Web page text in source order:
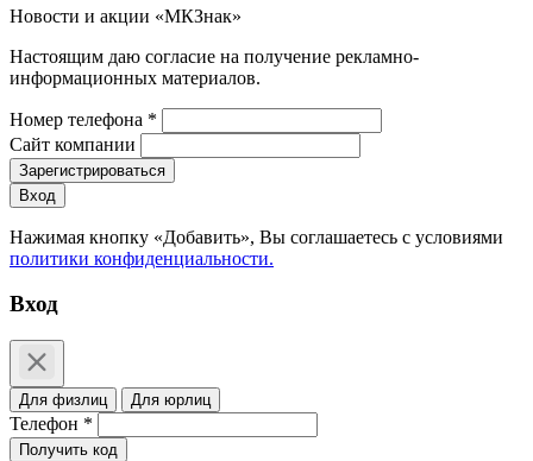
Новости и акции «МКЗнак»
Настоящим даю согласие на получение рекламно-
информационных материалов.
Номер телефона *
Сайт компании
Зарегистрироваться
Вход
Нажимая кнопку «Добавить», Вы соглашаетесь c условиями
политики конфиденциальности.
Вход
Для физлиц Для юрлиц
Телефон *
Получить код